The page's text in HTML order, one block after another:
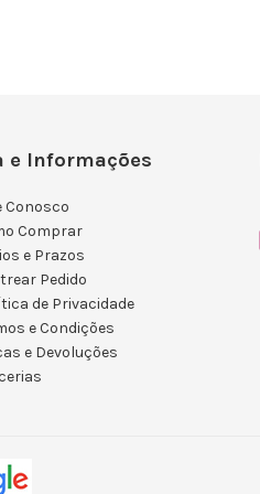
e Informações
Conosco
Comprar
e Prazos
Pedido
de Privacidade
e Condições
e Devoluções